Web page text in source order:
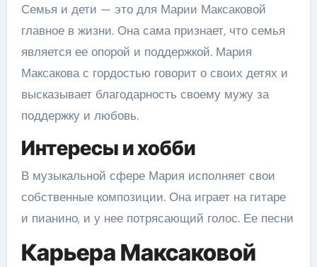
Семья и дети — это для Марии Максаковой
главное в жизни. Она сама признает, что семья
является ее опорой и поддержкой. Мария
Максакова с гордостью говорит о своих детях и
высказывает благодарность своему мужу за
поддержку и любовь.
Интересы и хобби
В музыкальной сфере Мария исполняет свои
собственные композиции. Она играет на гитаре
и пианино, и у нее потрясающий голос. Ее песни
Карьера Максаковой